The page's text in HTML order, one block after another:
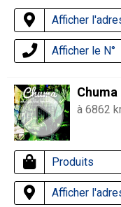
Afficher
Afficher le N°
à 6862
Produits
Afficher